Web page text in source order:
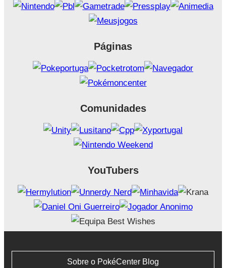
Páginas
Comunidades
YouTubers
Sobre o PokéCenter Blog